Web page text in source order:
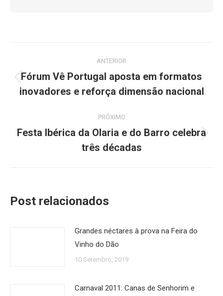
de
post:
ANTERIOR
Post
anterior:
Fórum Vê Portugal aposta em formatos
inovadores e reforça dimensão nacional
PRÓXIMO
Próximo
post:
Festa Ibérica da Olaria e do Barro celebra
três décadas
Post relacionados
Grandes néctares à prova na Feira do
Vinho do Dão
10 Setembro, 2019
Carnaval 2011: Canas de Senhorim e